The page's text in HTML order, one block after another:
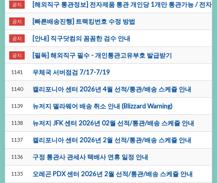
공지 [해외직구통관정보]전자제품통관개인당1개만통관가능/전자
공지 [빠른배송진행]트랙킹번호수정방법
공지 [안내]직구닷컴의꼼꼼한검수안내
공지 [필독]해외직구필수-개인통관고유부호발급받기
1141 우체국서버점검7/17-7/19
1140 캘리포니아센터2026년4월선적/통관/배송스케쥴안내
1139 뉴저지델라웨어배송취소안내(BlizzardWarning)
1138 뉴저지JFK센터2026년02월선적/통관/배송스케쥴안내
1137 캘리포니아센터2026년2월선적/통관/배송스케쥴안내
1136 구정통관사관세사택배사연휴일정안내
1135 오레곤PDX센터2026년2월선적/통관/배송스케쥴안내